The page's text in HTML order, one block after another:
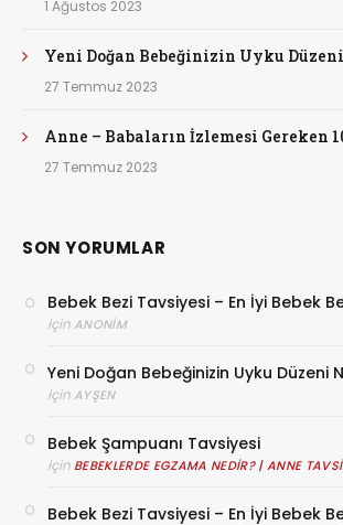
1 Ağustos 2023
Yeni Doğan Bebeğinizin Uyku
27 Temmuz 2023
Anne – Babaların İzlemesi Gereken
27 Temmuz 2023
SON YORUMLAR
Bebek Bezi Tavsiyesi – En İyi Bebek
için ANONIM
Yeni Doğan Bebeğinizin Uyku Düzeni
için AYŞEN
Bebek Şampuanı Tavsiyesi
için BEBEKLERDE EGZAMA NEDIR? | ANNE
Bebek Bezi Tavsiyesi – En İyi Bebek